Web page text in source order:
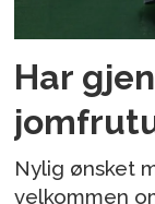
Har
Nylig ønsket
velkommen